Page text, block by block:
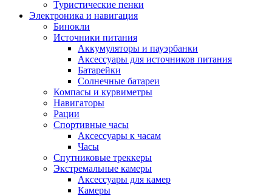
Туристические пенки
Электроника и навигация
Бинокли
Источники питания
Аккумуляторы и пауэрбанки
Аксессуары для источников питания
Батарейки
Солнечные батареи
Компасы и курвиметры
Навигаторы
Рации
Спортивные часы
Аксессуары к часам
Часы
Спутниковые треккеры
Экстремальные камеры
Аксессуары для камер
Камеры